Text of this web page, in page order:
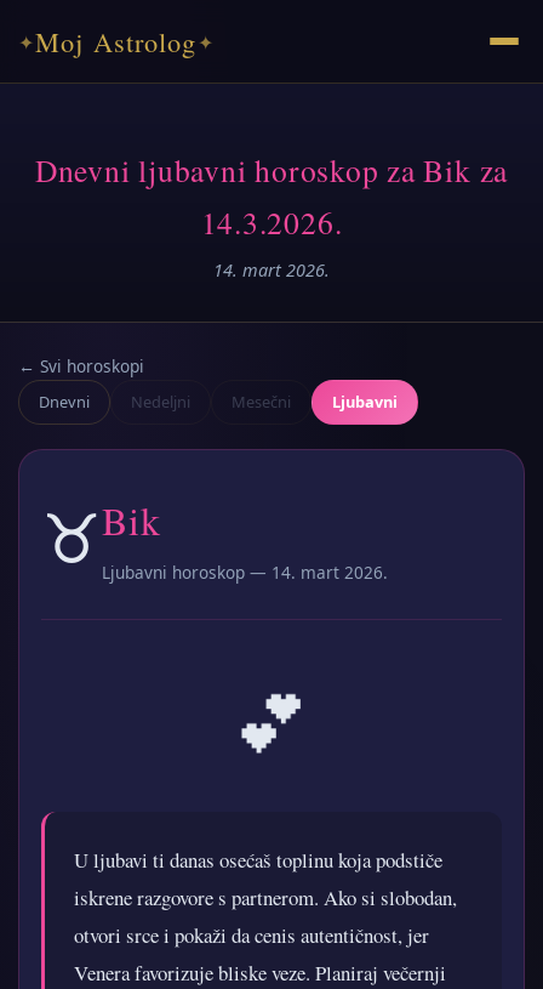
✦Moj Astrolog✦
Dnevni ljubavni horoskop za Bik za
14.3.2026.
14. mart 2026.
← Svi horoskopi
Dnevni Nedeljni Mesečni Ljubavni
♉Bik
Ljubavni horoskop — 14. mart 2026.
💕
U ljubavi ti danas osećaš toplinu koja podstiče
iskrene razgovore s partnerom. Ako si slobodan,
otvori srce i pokaži da cenis autentičnost, jer
Venera favorizuje bliske veze. Planiraj večernji